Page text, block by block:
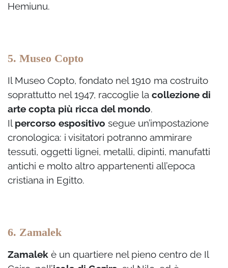
Hemiunu.
5. Museo Copto
Il Museo Copto, fondato nel 1910 ma costruito
soprattutto nel 1947, raccoglie la collezione di
arte copta più ricca del mondo.
Il percorso espositivo segue un’impostazione
cronologica: i visitatori potranno ammirare
tessuti, oggetti lignei, metalli, dipinti, manufatti
antichi e molto altro appartenenti all’epoca
cristiana in Egitto.
6. Zamalek
Zamalek è un quartiere nel pieno centro de Il